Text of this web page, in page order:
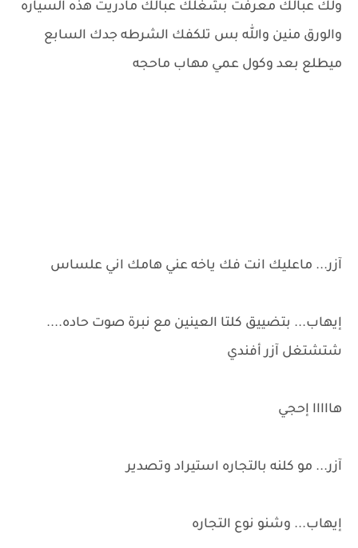
ولك عبالك معرفت بشغلك عبالك مادريت هذه السياره
والورق منين والله بس تلكفك الشرطه جدك السابع
ميطلع بعد وكول عمي مهاب ماحجه
آزر... ماعليك انت فك ياخه عني هامك اني علساس
إيهاب... بتضييق كلتا العينين مع نبرة صوت حاده....
شتشتغل آزر أفندي
هااااا إحجي
آزر... مو كلنه بالتجاره استيراد وتصدير
إيهاب... وشنو نوع التجاره